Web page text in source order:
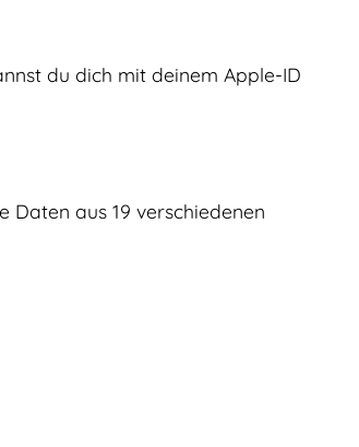
du dich mit deinem Apple-ID
aus 19 verschiedenen